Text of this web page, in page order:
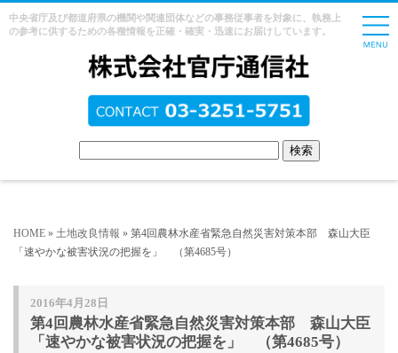
中央省庁及び都道府県の機関や関連団体などの事務従事者を対象に、執務上
の参考に供するための各種情報を正確・確実・迅速にお届けしています。
HOME » 土地改良情報 » 第4回農林水産省緊急自然災害対策本部 森山大臣
「速やかな被害状況の把握を」 （第4685号）
2016年4月28日
第4回農林水産省緊急自然災害対策本部 森山大臣
「速やかな被害状況の把握を」 （第4685号）